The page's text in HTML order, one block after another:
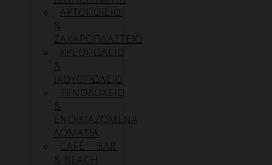
ΑΡΤΟΠΟΙΕΙΟ
&
ΖΑΧΑΡΟΠΛΑΣΤΕΙΟ
ΚΡΕΟΠΩΛΕΙΟ
&
ΙΧΘΥΟΠΩΛΕΙΟ
ΞΕΝΟΔΟΧΕΙΟ
&
ΕΝΟΙΚΙΑΖΟΜΕΝΑ
ΔΩΜΑΤΙΑ
CAFÉ – BAR
& BEACH